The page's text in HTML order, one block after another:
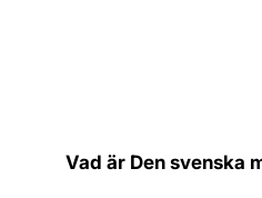
Vad är Den svenska